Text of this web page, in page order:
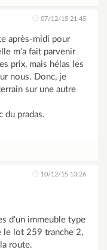
07/12/15 21:45
après-midi pour
m'a fait parvenir
prix, mais hélas les
nous. Donc, je
sur une autre
du pradas.
10/12/15 13:26
d'un immeuble type
le lot 259 tranche 2,
route.